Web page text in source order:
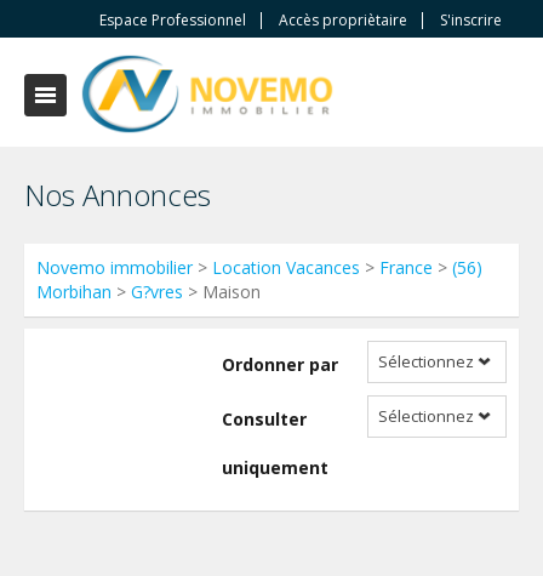
Espace Professionnel Accès propriètaire S'inscrire
Nos Annonces
Novemo immobilier> Location Vacances > France > (56)
Morbihan > G?vres > Maison
Ordonner par Sélectionnez
Consulter
uniquement
Sélectionnez